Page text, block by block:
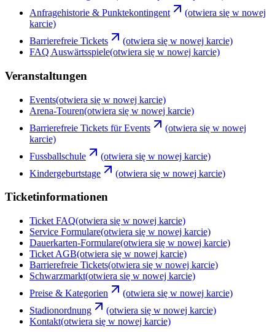
Anfragehistorie & Punktekontingent
(otwiera się w nowej
karcie)
Barrierefreie Tickets
(otwiera się w nowej karcie)
FAQ Auswärtsspiele(otwiera się w nowej karcie)
Veranstaltungen
Events(otwiera się w nowej karcie)
Arena-Touren(otwiera się w nowej karcie)
Barrierefreie Tickets für Events
(otwiera się w nowej
karcie)
Fussballschule
(otwiera się w nowej karcie)
Kindergeburtstage
(otwiera się w nowej karcie)
Ticketinformationen
Ticket FAQ(otwiera się w nowej karcie)
Service Formulare(otwiera się w nowej karcie)
Dauerkarten-Formulare(otwiera się w nowej karcie)
Ticket AGB(otwiera się w nowej karcie)
Barrierefreie Tickets(otwiera się w nowej karcie)
Schwarzmarkt(otwiera się w nowej karcie)
Preise & Kategorien
(otwiera się w nowej karcie)
Stadionordnung
(otwiera się w nowej karcie)
Kontakt(otwiera się w nowej karcie)